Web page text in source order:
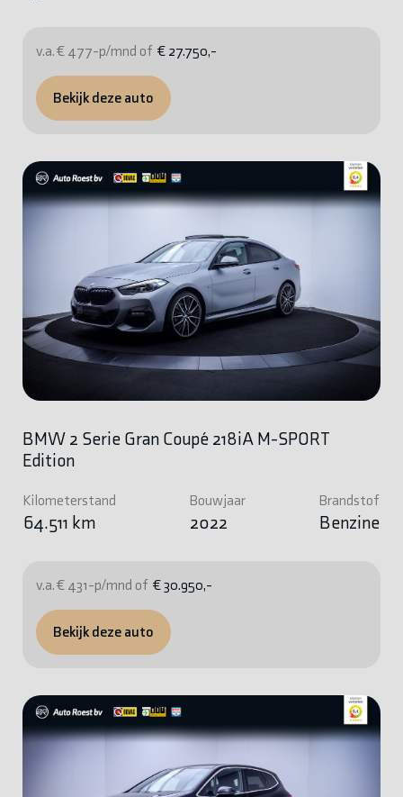
v.a. € 477-p/mnd of € 27.750,-
Bekijk deze auto
BMW 2 Serie Gran Coupé 218iA M-SPORT
Edition
Kilometerstand
64.511 km
Bouwjaar
2022
Brandstof
Benzine
v.a. € 431-p/mnd of € 30.950,-
Bekijk deze auto